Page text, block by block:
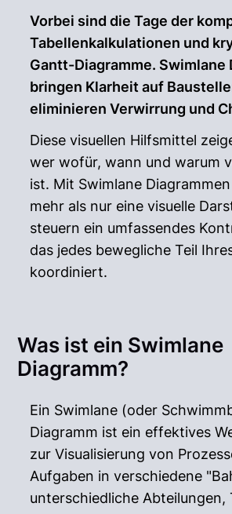
Vorbei sind die Tage der
Tabellenkalkulationen und
Gantt-Diagramme. Swimlane
bringen Klarheit auf
eliminieren Verwirrung und
Diese visuellen Hilfsmittel
wer wofür, wann und warum
ist. Mit Swimlane
mehr als nur eine visuelle
steuern ein umfassendes
das jedes bewegliche Teil
koordiniert.
Was ist ein Swimlane
Diagramm?
Ein Swimlane (oder
Diagramm ist ein effektives
zur Visualisierung von
Aufgaben in verschiedene
unterschiedliche Abteilungen,